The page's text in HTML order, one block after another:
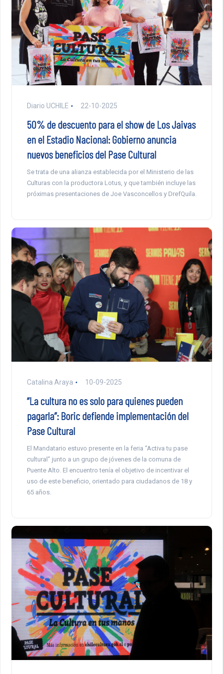
Diario UCHILE 22-10-2025
50% de descuento para el show de Los Jaivas
en el Estadio Nacional: Gobierno anuncia
nuevos beneficios del Pase Cultural
Se trata de una alianza establecida por el Ministerio de las
Culturas con la productora Lotus, y que también incluye las
próximas presentaciones de Joe Vasconcellos y DrefQuila.
Catalina Araya 10-09-2025
“La cultura no es solo para quienes pueden
pagarla”: Boric defiende implementación del
Pase Cultural
El Mandatario estuvo presente en la feria “Activa tu pase
cultural” junto a un grupo de jóvenes de la comuna de
Puente Alto. El encuentro tenía el objetivo de incentivar el
uso de este beneficio, orientado para ciudadanos de 18 y
65 años.